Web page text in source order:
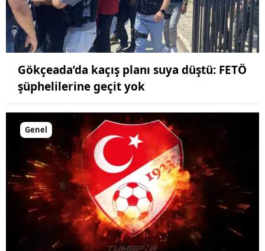
Gökçeada’da kaçış planı suya düştü: FETÖ
şüphelilerine geçit yok
Genel